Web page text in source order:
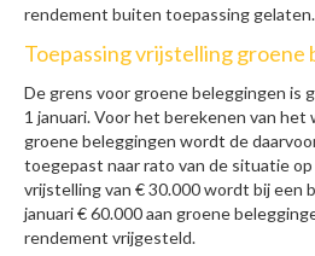
rendement buiten toepassing gelaten.
Toepassing vrijstelling groene
De grens voor groene beleggingen is
1 januari. Voor het berekenen van
groene beleggingen wordt de
toegepast naar rato van de situatie
vrijstelling van € 30.000 wordt bij een
januari € 60.000 aan groene
rendement vrijgesteld.